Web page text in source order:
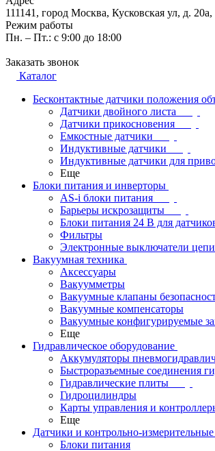
111141, город Москва, Кусковская ул, д.
Режим работы
Пн. – Пт.: с 9:00 до 18:00
Заказать звонок
Каталог
Бесконтактные датчики положения
Датчики двойного листа
Датчики прикосновения
Емкостные датчики
Индуктивные датчики
Индуктивные датчики для
Еще
Блоки питания и инверторы
AS-i блоки питания
Барьеры искрозащиты
Блоки питания 24 В для
Фильтры
Электронные выключатели
Вакуумная техника
Аксессуары
Вакуумметры
Вакуумные клапаны
Вакуумные компенсаторы
Вакуумные конфигурируемые
Еще
Гидравлическое оборудование
Аккумуляторы
Быстроразъемные соединения
Гидравлические плиты
Гидроцилиндры
Карты управления и
Еще
Датчики и контрольно-
Блоки питания